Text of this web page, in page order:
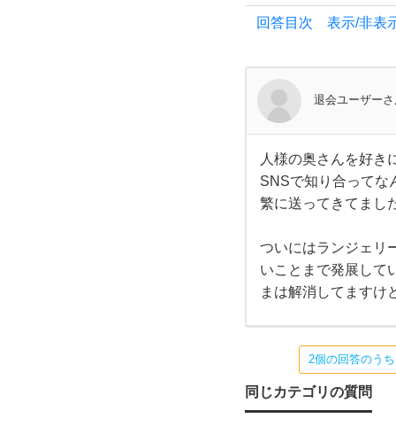
ま
た
は奥
さ
ん
や旦
那さ
ん
い
回答目次 表示/非表
退会ユーザー
人様
の奥
さん
を好
てし
まっ
と
現実
過去
形で
人様の奥さんを好き
SNSで知り合ってな
繁に送ってきてまし
ついにはランジェリ
いことまで発展して
まは解消してますけ
2個の回答のう
同じカテゴリの質問